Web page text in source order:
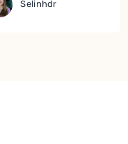
Selinhdr